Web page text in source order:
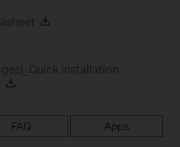
Installation
FAQ Apps